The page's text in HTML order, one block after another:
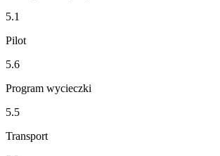
5.1
Pilot
5.6
Program wycieczki
5.5
Transport